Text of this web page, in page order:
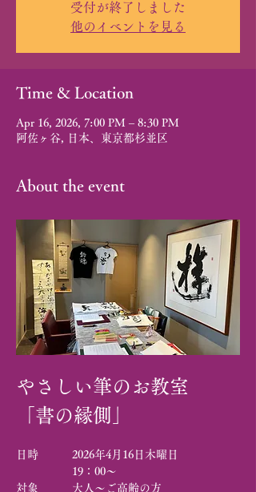
受付が終了しました
他のイベントを見る
Time & Location
Apr 16, 2026, 7:00 PM – 8:30 PM
阿佐ヶ谷, 日本、東京都杉並区
About the event
やさしい筆のお教室
「書の縁側」
日時　　　2026年4月16日木曜日
19：00～
対象　　　大人～ご高齢の方